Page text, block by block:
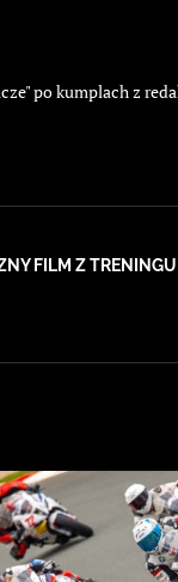
po kumplach z
FILM Z